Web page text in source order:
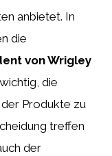
anbietet. In
die
von Wrigley
die
Produkte zu
treffen
der